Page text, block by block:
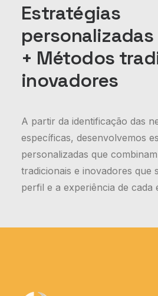
Estratégias
personalizadas
+ Métodos
inovadores
A partir da identificação das
específicas, desenvolvemos
personalizadas que
tradicionais e inovadores que
perfil e a experiência de cada